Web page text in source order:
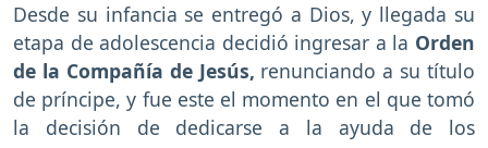
Desde su infancia se entregó a Dios, y llegada su
etapa de adolescencia decidió ingresar a la Orden
de la Compañía de Jesús, renunciando a su título
de príncipe, y fue este el momento en el que tomó
la decisión de dedicarse a la ayuda de los